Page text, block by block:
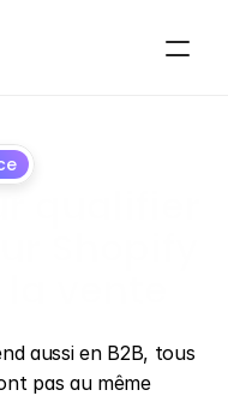
aussi en B2B, tous
pas au même